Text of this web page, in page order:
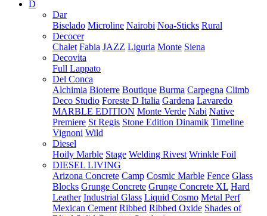
D
Dar
Biselado Microline Nairobi Noa-Sticks Rural
Decocer
Chalet Fabia JAZZ Liguria Monte Siena
Decovita
Full Lappato
Del Conca
Alchimia Bioterre Boutique Burma Carpegna Climb
Deco Studio Foreste D Italia Gardena Lavaredo
MARBLE EDITION Monte Verde Nabi Native
Premiere St Regis Stone Edition Dinamik Timeline
Vignoni Wild
Diesel
Hoily Marble Stage Welding Rivest Wrinkle Foil
DIESEL LIVING
Arizona Concrete Camp Cosmic Marble Fence Glass
Blocks Grunge Concrete Grunge Concrete XL Hard
Leather Industrial Glass Liquid Cosmo Metal Perf
Mexican Cement Ribbed Ribbed Oxide Shades of